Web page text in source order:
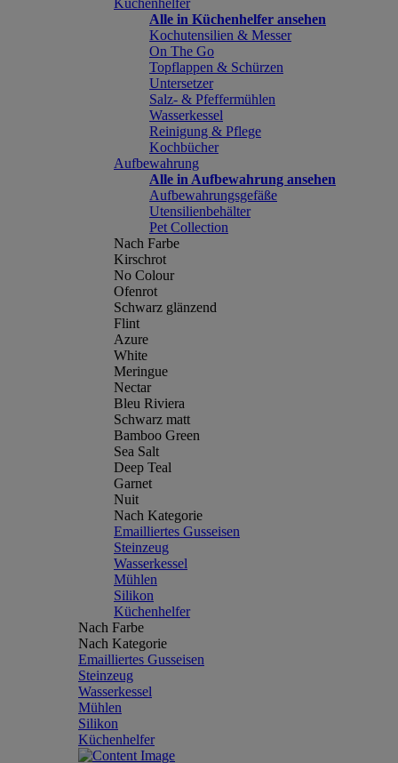
Küchenhelfer
Alle in Küchenhelfer ansehen
Kochutensilien & Messer
On The Go
Topflappen & Schürzen
Untersetzer
Salz- & Pfeffermühlen
Wasserkessel
Reinigung & Pflege
Kochbücher
Aufbewahrung
Alle in Aufbewahrung ansehen
Aufbewahrungsgefäße
Utensilienbehälter
Pet Collection
Nach Farbe
Kirschrot
No Colour
Ofenrot
Schwarz glänzend
Flint
Azure
White
Meringue
Nectar
Bleu Riviera
Schwarz matt
Bamboo Green
Sea Salt
Deep Teal
Garnet
Nuit
Nach Kategorie
Emailliertes Gusseisen
Steinzeug
Wasserkessel
Mühlen
Silikon
Küchenhelfer
Nach Farbe
Nach Kategorie
Emailliertes Gusseisen
Steinzeug
Wasserkessel
Mühlen
Silikon
Küchenhelfer